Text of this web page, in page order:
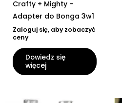
Crafty + Mighty –
Adapter do Bonga 3w1
Zaloguj się, aby zobaczyć
ceny
Dowiedz się
więcej